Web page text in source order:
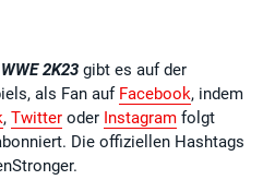
WWE 2K23 gibt es auf der
als Fan auf Facebook, indem
, Twitter oder Instagram folgt
Die offiziellen Hashtags